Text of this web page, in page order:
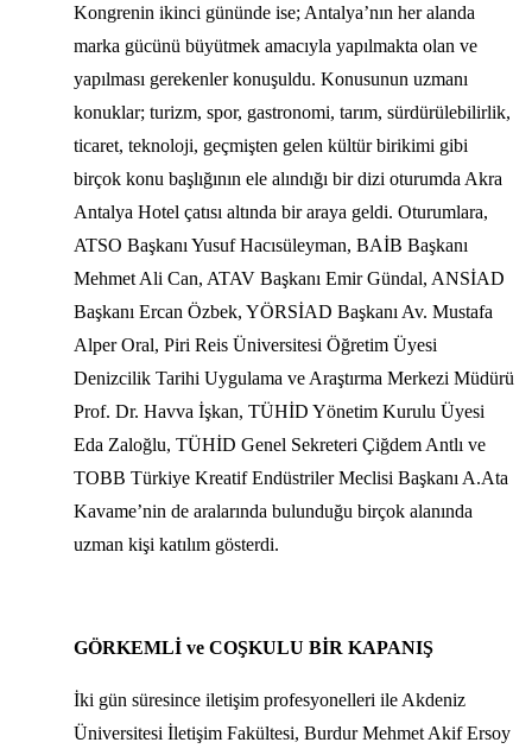
Kongrenin ikinci gününde ise; Antalya’nın her alanda
marka gücünü büyütmek amacıyla yapılmakta olan ve
yapılması gerekenler konuşuldu. Konusunun uzmanı
konuklar; turizm, spor, gastronomi, tarım, sürdürülebilirlik,
ticaret, teknoloji, geçmişten gelen kültür birikimi gibi
birçok konu başlığının ele alındığı bir dizi oturumda Akra
Antalya Hotel çatısı altında bir araya geldi. Oturumlara,
ATSO Başkanı Yusuf Hacısüleyman, BAİB Başkanı
Mehmet Ali Can, ATAV Başkanı Emir Gündal, ANSİAD
Başkanı Ercan Özbek, YÖRSİAD Başkanı Av. Mustafa
Alper Oral, Piri Reis Üniversitesi Öğretim Üyesi
Denizcilik Tarihi Uygulama ve Araştırma Merkezi Müdürü
Prof. Dr. Havva İşkan, TÜHİD Yönetim Kurulu Üyesi
Eda Zaloğlu, TÜHİD Genel Sekreteri Çiğdem Antlı ve
TOBB Türkiye Kreatif Endüstriler Meclisi Başkanı A.Ata
Kavame’nin de aralarında bulunduğu birçok alanında
uzman kişi katılım gösterdi.
GÖRKEMLİ ve COŞKULU BİR KAPANIŞ
İki gün süresince iletişim profesyonelleri ile Akdeniz
Üniversitesi İletişim Fakültesi, Burdur Mehmet Akif Ersoy